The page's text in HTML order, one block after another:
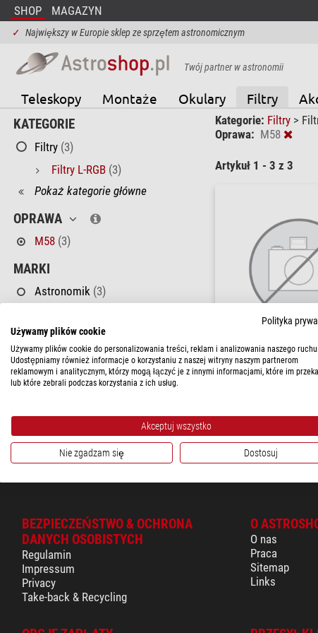
SHOP MAGAZYN
✓ Największy w Europie sklep ze sprzętem astronomicznym
Twój partner w astronomii
Teleskopy Montaże Okulary Filtry
KATEGORIE
Filtry (3)
Filtry L-RGB (3)
Pokaż kategorie główne
OPRAWA
M58 (3)
MARKI
Astronomik (3)
230 - 350 $
DOSTĘPNOŚĆ
w krótkim terminie(3)
Kategorie: Filtry >
Oprawa: M58
Artykuł 1 - 3 z 3
Astronomik
Filtry L-3 UV-IR Block M58
BEZPIECZEŃSTWO & OCHRONA
DANYCH OSOBISTYCH
Regulamin
Impressum
Privacy
Take-back & Recycling
O
O nas
Praca
Sitemap
Links
Polityka
Używamy plików cookie
Używamy plików cookie do personalizowania treści, reklam i analizowania naszego ruchu.
Udostępniamy również informacje o korzystaniu z naszej witryny naszym partnerom
reklamowym i analitycznym, którzy mogą łączyć je z innymi informacjami, które im
lub które zebrali podczas korzystania z ich usług.
Akceptuj wszystko
Nie zgadzam się Dostosuj